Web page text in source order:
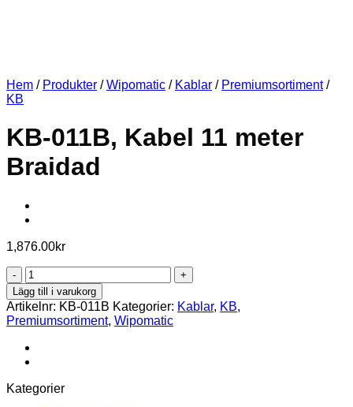
Hem / Produkter / Wipomatic / Kablar / Premiumsortiment /
KB
KB-011B, Kabel 11 meter
Braidad
1,876.00kr
KB-
011B,
Kabel
11
meter
Braidad
mängd
Lägg till i varukorg
Artikelnr: KB-011B Kategorier: Kablar, KB,
Premiumsortiment, Wipomatic
Kategorier